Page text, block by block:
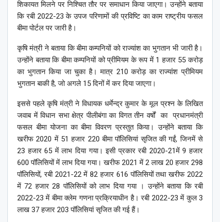
शिकायत मिलने पर निश्चित तौर पर समाधान किया जाएगा। उन्होंने बताया
कि रबी 2022-23 के उपज परिणामों की प्रविष्टि का काम राष्ट्रीय फसल
बीमा पोर्टल पर जारी है।
कृषि मंत्री ने बताया कि बीमा कम्पनियों को राज्यांश का भुगतान भी जारी है।
उन्होंने बताया कि बीमा कम्पनियों को प्रीमियम के रूप में 1 हजार 55 करोड़
का भुगतान किया जा चुका है। मात्र 210 करोड़ का राज्यांश प्रीमियम
भुगतान बाकी है, जो अगले 15 दिनों में कर दिया जाएगा।
इससे पहले कृषि मंत्री ने विधायक धर्मेन्द्र कुमार के मूल प्रश्न के लिखित
जवाब में विधान सभा क्षेत्र पीलीबंगा का विगत तीन वर्षों का प्रधानमंत्री
फसल बीमा योजना का बीमा विवरण प्रस्तुत किया। उन्होंने बताया कि
खरीफ 2020 में 51 हजार 220 बीमा पॉलिसियां सृजित की गईं, जिनमें से
23 हजार 65 में लाभ दिया गया। इसी प्रकार रबी 2020-21में 9 हजार
600 पॉलिसियों में लाभ दिया गया। खरीफ 2021 में 2 लाख 20 हजार 298
पॉलिसियों, रबी 2021-22 में 82 हजार 616 पॉलिसियों तथा खरीफ 2022
में 72 हजार 28 पॉलिसियों को लाभ दिया गया । उन्होंने बताया कि रबी
2022-23 में बीमा क्‍लेम गणना प्रक्रियाधीन है। रबी 2022-23 में कुल 3
लाख 37 हजार 203 पॉलिसियां सृजित की गई हैं।